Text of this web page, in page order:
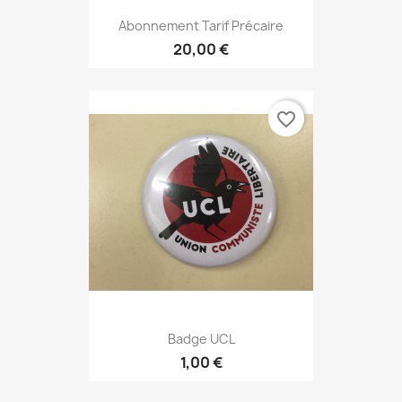
Abonnement Tarif Précaire
20,00 €
Badge UCL
1,00 €
favorite_border